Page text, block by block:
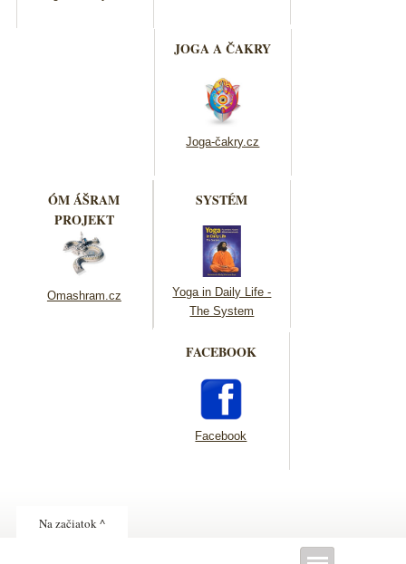
JOGA A ČAKRY
Joga-čakry.cz
ÓM ÁŠRAM
PROJEKT
Omashram.cz
SYSTÉM
Yoga in Daily Life -
The System
FACEBOOK
Facebook
Na začiatok ^